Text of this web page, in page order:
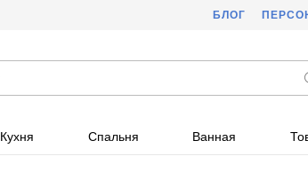
БЛОГ
Кухня Спальня Ванная